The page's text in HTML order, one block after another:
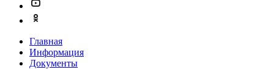
Главная
Информация
Документы